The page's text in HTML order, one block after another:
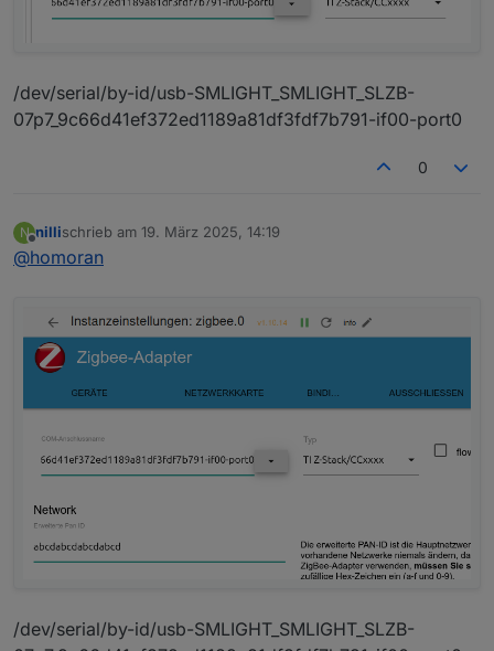
/dev/serial/by-id/usb-SMLIGHT_SMLIGHT_SLZB-
07p7_9c66d41ef372ed1189a81df3fdf7b791-if00-port0
0
N
Offline
nillischrieb am 19. März 2025, 14:19
zuletzt editiert von
@homoran
/dev/serial/by-id/usb-SMLIGHT_SMLIGHT_SLZB-